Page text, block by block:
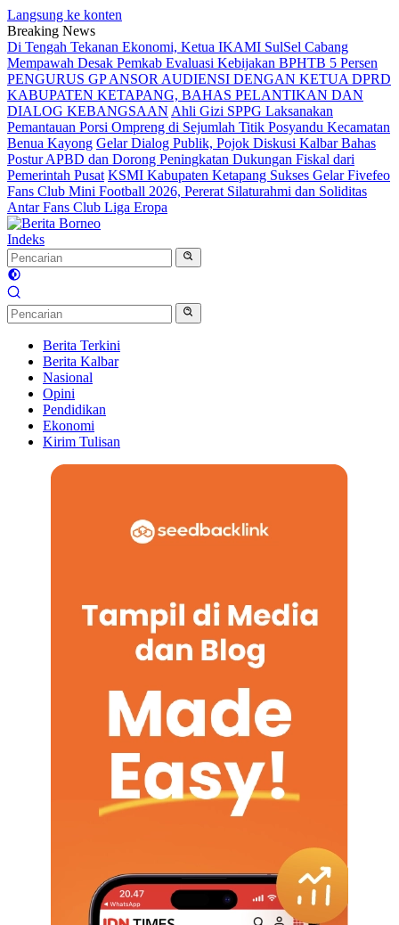
Langsung ke konten
Breaking News
Di Tengah Tekanan Ekonomi, Ketua IKAMI SulSel Cabang
Mempawah Desak Pemkab Evaluasi Kebijakan BPHTB 5 Persen
PENGURUS GP ANSOR AUDIENSI DENGAN KETUA DPRD
KABUPATEN KETAPANG, BAHAS PELANTIKAN DAN
DIALOG KEBANGSAAN Ahli Gizi SPPG Laksanakan
Pemantauan Porsi Ompreng di Sejumlah Titik Posyandu Kecamatan
Benua Kayong Gelar Dialog Publik, Pojok Diskusi Kalbar Bahas
Postur APBD dan Dorong Peningkatan Dukungan Fiskal dari
Pemerintah Pusat KSMI Kabupaten Ketapang Sukses Gelar Fivefeo
Fans Club Mini Football 2026, Pererat Silaturahmi dan Soliditas
Antar Fans Club Liga Eropa
Indeks
Berita Terkini
Berita Kalbar
Nasional
Opini
Pendidikan
Ekonomi
Kirim Tulisan